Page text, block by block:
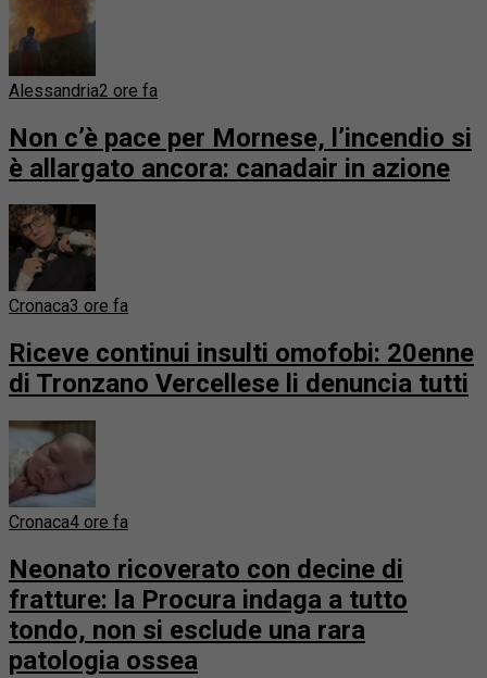
Alessandria2 ore fa
Non c’è pace per Mornese, l’incendio si
è allargato ancora: canadair in azione
Cronaca3 ore fa
Riceve continui insulti omofobi: 20enne
di Tronzano Vercellese li denuncia tutti
Cronaca4 ore fa
Neonato ricoverato con decine di
fratture: la Procura indaga a tutto
tondo, non si esclude una rara
patologia ossea